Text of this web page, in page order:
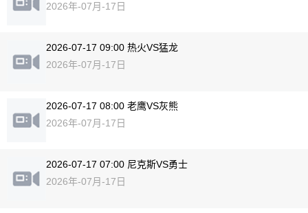
2026年-07月-17日
2026-07-17 09:00 热火VS猛龙
2026年-07月-17日
2026-07-17 08:00 老鹰VS灰熊
2026年-07月-17日
2026-07-17 07:00 尼克斯VS勇士
2026年-07月-17日